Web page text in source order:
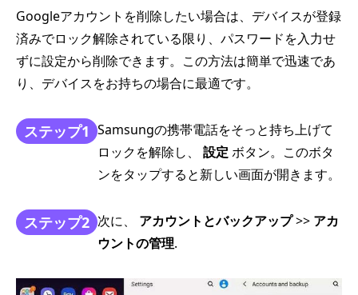
Googleアカウントを削除したい場合は、デバイスが登録
済みでロック解除されている限り、パスワードを入力せ
ずに設定から削除できます。この方法は簡単で迅速であ
り、デバイスをお持ちの場合に最適です。
ステップ1 Samsungの携帯電話をそっと持ち上げて
ロックを解除し、 設定 ボタン。このボタ
ンをタップすると新しい画面が開きます。
ステップ2 次に、 アカウントとバックアップ>> アカ
ウントの管理.